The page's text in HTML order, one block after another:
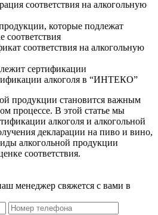
соответствия на алкогольную
которые подлежат
соответствия
соответствия на алкогольную
сертификации
алкоголя в “ИНТЕКО”
продукции становится важным
процессе. В этой статье мы
алкоголя и алкогольной
декларации на пиво и вино,
алкогольной продукции
соответствия.
менеджер свяжется с вами в